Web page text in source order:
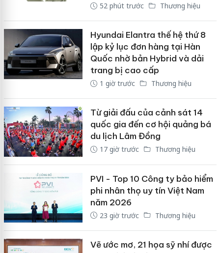
52 phút trước Thương hiệu
Hyundai Elantra thế hệ thứ 8
lập kỷ lục đơn hàng tại Hàn
Quốc nhờ bản Hybrid và dải
trang bị cao cấp
1 giờ trước Thương hiệu
Từ giải đấu của cảnh sát 14
quốc gia đến cơ hội quảng bá
du lịch Lâm Đồng
17 giờ trước Thương hiệu
PVI - Top 10 Công ty bảo hiểm
phi nhân thọ uy tín Việt Nam
năm 2026
23 giờ trước Thương hiệu
Vẽ ước mơ, 21 họa sỹ nhí được